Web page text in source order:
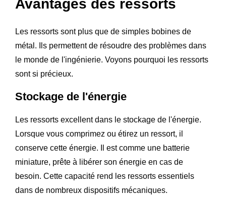
Avantages des ressorts
Les ressorts sont plus que de simples bobines de
métal. Ils permettent de résoudre des problèmes dans
le monde de l'ingénierie. Voyons pourquoi les ressorts
sont si précieux.
Stockage de l'énergie
Les ressorts excellent dans le stockage de l'énergie.
Lorsque vous comprimez ou étirez un ressort, il
conserve cette énergie. Il est comme une batterie
miniature, prête à libérer son énergie en cas de
besoin. Cette capacité rend les ressorts essentiels
dans de nombreux dispositifs mécaniques.